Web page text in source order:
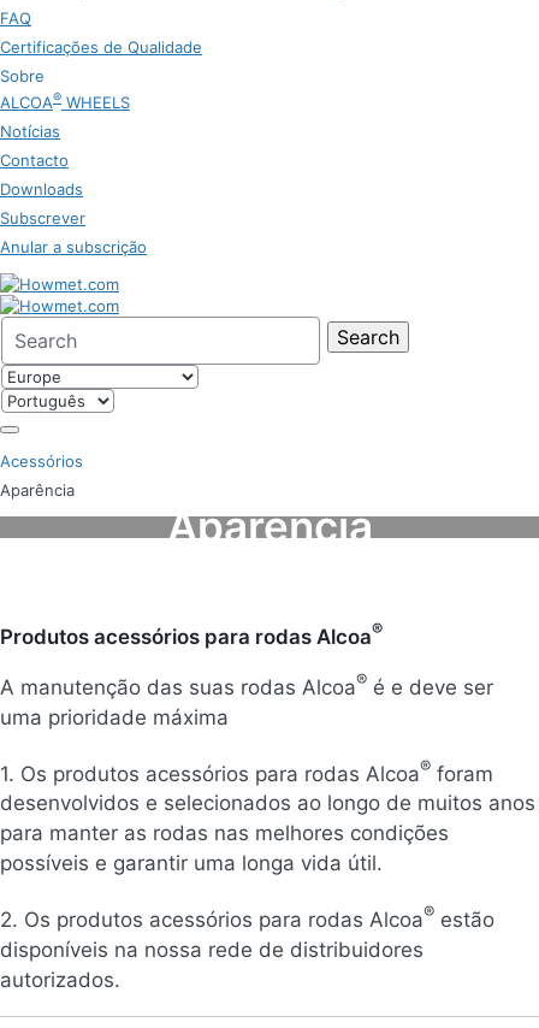
FAQ
Certificações de Qualidade
Sobre
ALCOA® WHEELS
Notícias
Contacto
Downloads
Subscrever
Anular a subscrição
Search
for:
Acessórios
Aparência
Aparência
Produtos acessórios para rodas Alcoa®
A manutenção das suas rodas Alcoa® é e deve ser
uma prioridade máxima
1. Os produtos acessórios para rodas Alcoa® foram
desenvolvidos e selecionados ao longo de muitos anos
para manter as rodas nas melhores condições
possíveis e garantir uma longa vida útil.
2. Os produtos acessórios para rodas Alcoa® estão
disponíveis na nossa rede de distribuidores
autorizados.